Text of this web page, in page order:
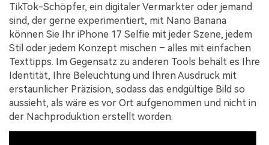
TikTok-Schöpfer, ein digitaler Vermarkter oder jemand
sind, der gerne experimentiert, mit Nano Banana
können Sie Ihr iPhone 17 Selfie mit jeder Szene, jedem
Stil oder jedem Konzept mischen – alles mit einfachen
Texttipps. Im Gegensatz zu anderen Tools behält es Ihre
Identität, Ihre Beleuchtung und Ihren Ausdruck mit
erstaunlicher Präzision, sodass das endgültige Bild so
aussieht, als wäre es vor Ort aufgenommen und nicht in
der Nachproduktion erstellt worden.